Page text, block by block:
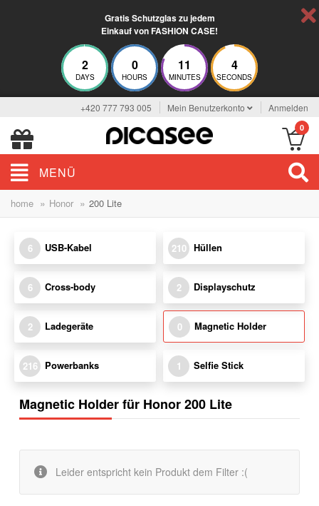
Gratis Schutzglas zu jedem
Einkauf von FASHION CASE!
2
DAYS
0
HOURS
11
MINUTES
4
SECONDS
+420 777 793 005 Mein Benutzerkonto Anmelden
0
MENÜ
home » Honor » 200 Lite
6 USB-Kabel 210 Hüllen
6 Cross-body 2 Displayschutz
2 Ladegeräte 0 Magnetic Holder
216 Powerbanks 1 Selfie Stick
Magnetic Holder für Honor 200 Lite
Leider entspricht kein Produkt dem Filter :(